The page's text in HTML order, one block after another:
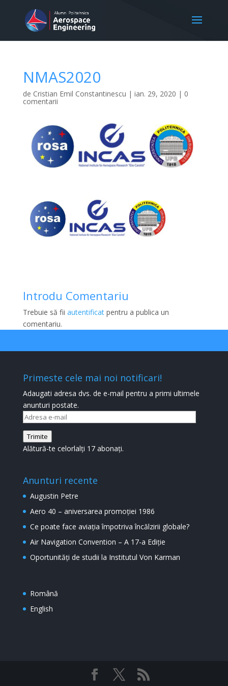
NMAS2020
de Cristian Emil Constantinescu | ian. 29, 2020 | 0
comentarii
Introdu Comentariu
Trebuie să fii autentificatpentru a publica un
comentariu.
Primeste cele mai noi notificari!
Adaugati adresa dvs. de e-mail pentru a primi ultimele
anunturi postate.
Adresa
e-
mail
Trimite
Alătură-te celorlalți 17 abonați.
Anunturi recente
Augustin Petre
Aero 40 – aniversarea promoției 1986
Ce poate face aviația împotriva încălzirii globale?
Air Navigation Convention – A 17-a Ediție
Oportunități de studii la Institutul Von Karman
Română
English